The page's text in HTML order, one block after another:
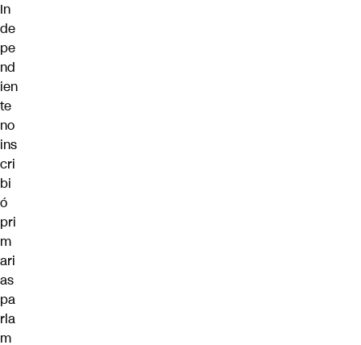
In
de
pe
nd
ien
te
no
ins
cri
bi
ó
pri
m
ari
as
pa
rla
m